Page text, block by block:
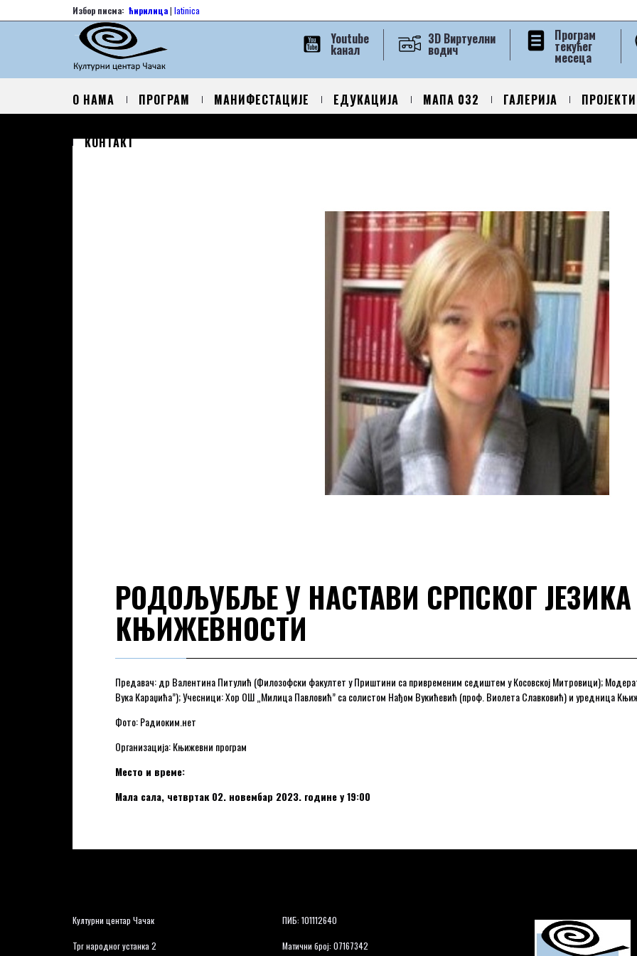
Избор писма: ћирилица| latinica
Програм
текућег
месеца
3D Виртуелни
водич
Youtube
kанал
О НАМА ПРОГРАМ МАНИФЕСТАЦИЈЕ ЕДУКАЦИЈА МАПА 032 ГАЛЕРИЈА ПРОЈЕКТИ
КОНТАКТ
РОДОЉУБЉЕ У НАСТАВИ СРПСКОГ
КЊИЖЕВНОСТИ
Предавач: др Валентина Питулић (Филозофски факултет у Приштини са привременим седиштем у Косовској Митровици);
Вука Караџића”); Учесници: Хор ОШ „Милица Павловић” са солистом Нађом Вукићевић (проф. Виолета Славковић) и уредница
Фото: Радиоким.нет
Организација: Књижевни програм
Место и време:
Мала сала, четвртак 02. новембар 2023. године у 19:00
Културни центар Чачак
Трг народног устанка 2
ПИБ: 101112640
Матични број: 07167342